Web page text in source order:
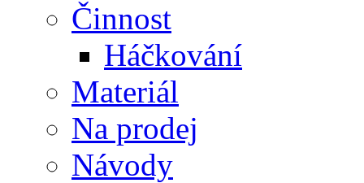
Činnost
Háčkování
Materiál
Na prodej
Návody